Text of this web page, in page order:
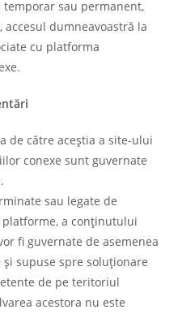
sau permanent,
dumneavoastră la
cu platforma
de către aceştia a site-ului
conexe sunt guvernate
sau legate de
a conţinutului
fi guvernate de asemenea
supuse spre soluţionare
de pe teritoriul
acestora nu este